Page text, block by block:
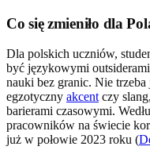
Co się zmieniło dla
Dla polskich uczniów,
być językowymi
nauki bez granic. Nie
egzotyczny akcent czy
barierami czasowymi.
pracowników na świecie
już w połowie 2023 roku (